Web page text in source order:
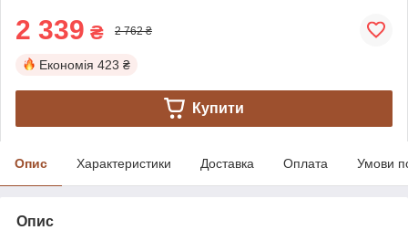
2 339 ₴ 2 762 ₴
Економія 423 ₴
Купити
Опис Характеристики Доставка Оплата Умови
Опис